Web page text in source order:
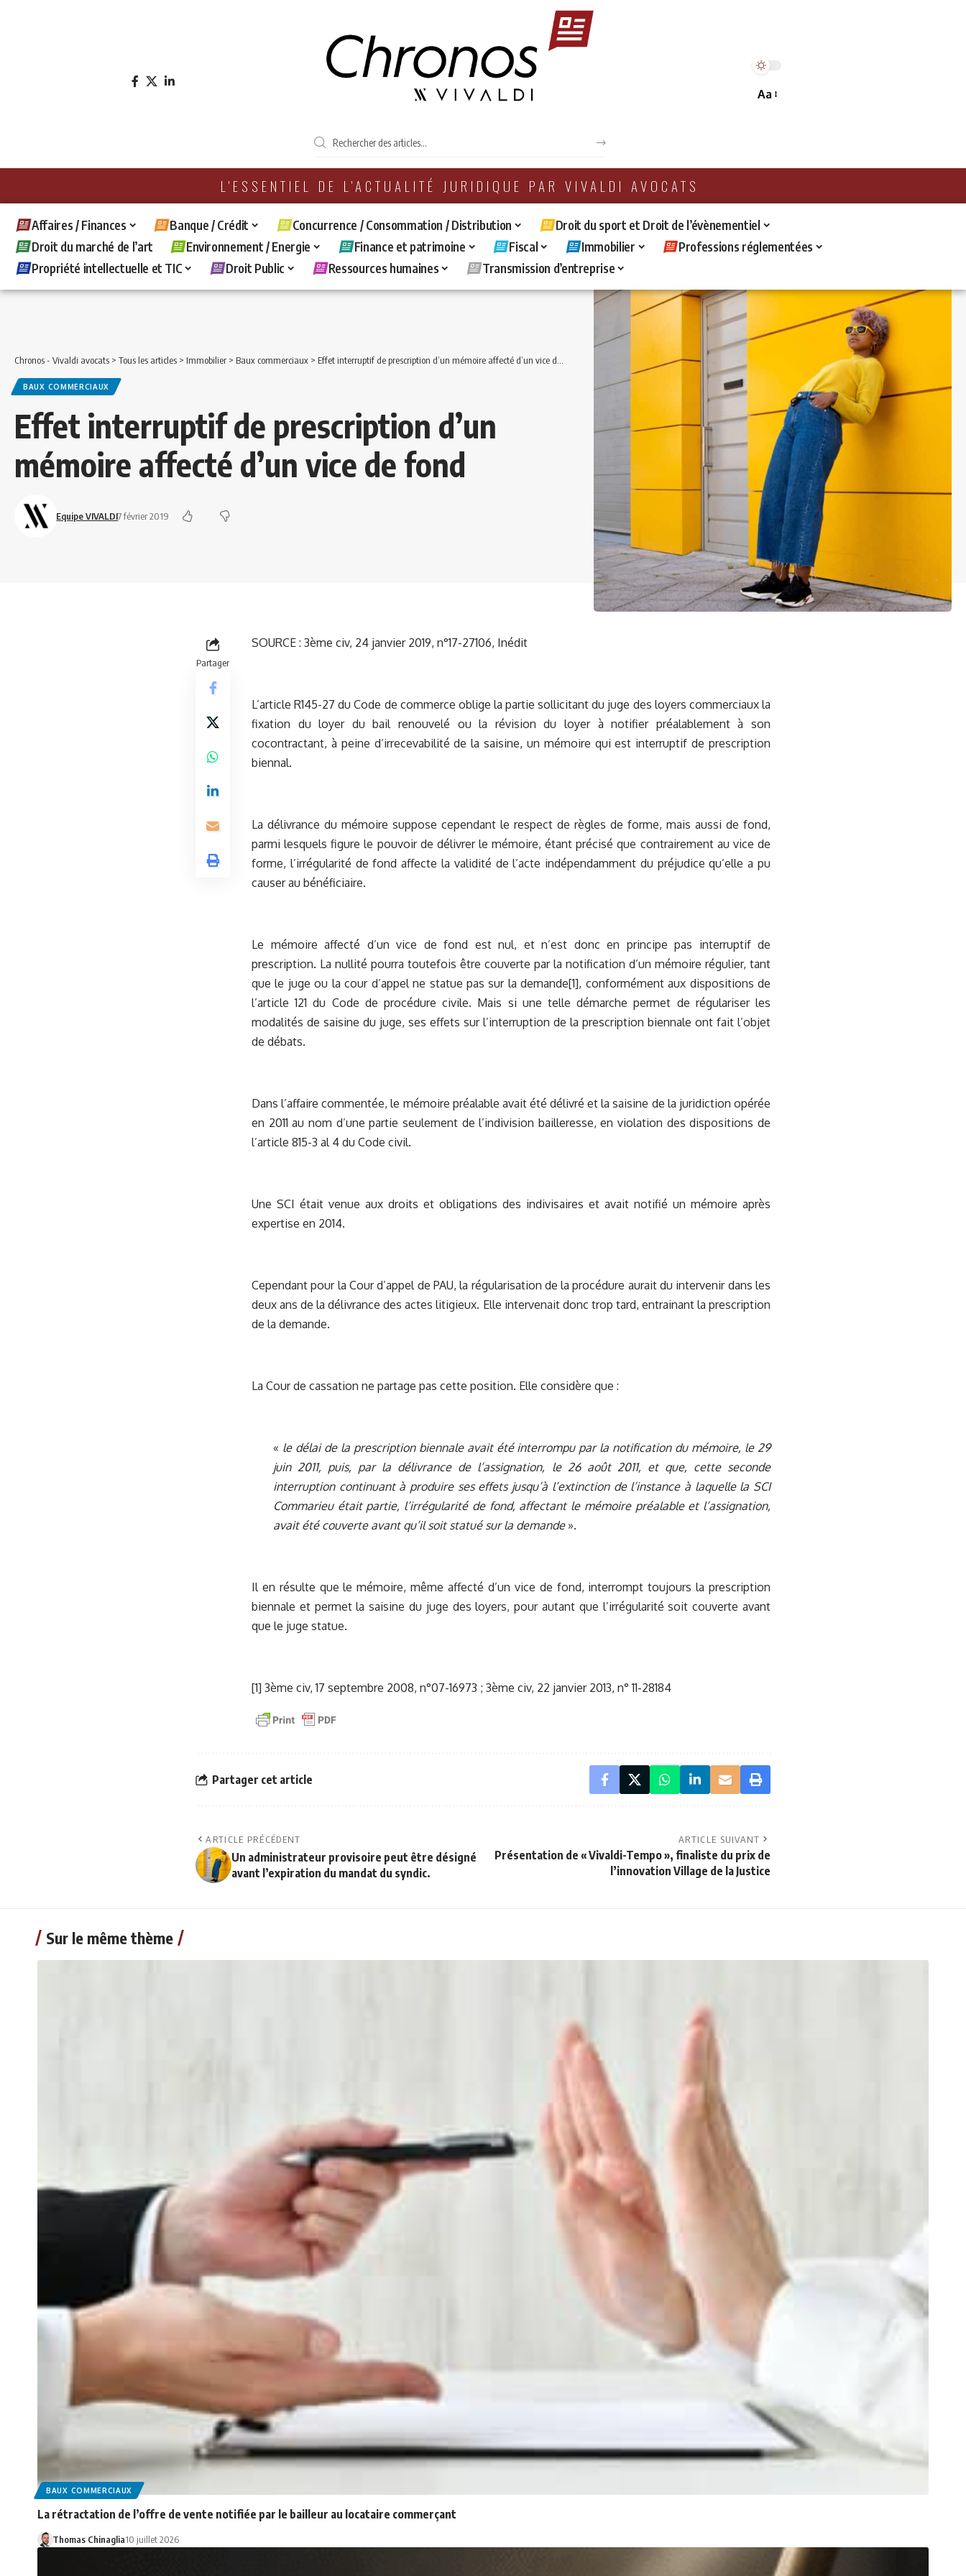
Aa
L'ESSENTIEL DE L'ACTUALITÉ JURIDIQUE PAR VIVALDI AVOCATS
Affaires / Finances Banque / Crédit Concurrence / Consommation / Distribution
Droit du sport et Droit de l’évènementiel
Droit du marché de l’art
Environnement / Energie Finance et patrimoine Fiscal Immobilier
Professions réglementées
Propriété intellectuelle et TIC
Droit Public Ressources humaines Transmission d’entreprise
Chronos - Vivaldi avocats > Tous les articles > Immobilier > Baux commerciaux > Effet interruptif de prescription d’un mémoire affecté d’un vice de fond
BAUX COMMERCIAUX
Effet interruptif de prescription d’un
mémoire affecté d’un vice de fond
Equipe VIVALDI7 février 2019
Partager
SOURCE : 3ème civ, 24 janvier 2019, n°17-27106, Inédit
L’article R145-27 du Code de commerce oblige la partie sollicitant du juge des loyers commerciaux la
fixation du loyer du bail renouvelé ou la révision du loyer à notifier préalablement à son
cocontractant, à peine d’irrecevabilité de la saisine, un mémoire qui est interruptif de prescription
biennal.
La délivrance du mémoire suppose cependant le respect de règles de forme, mais aussi de fond,
parmi lesquels figure le pouvoir de délivrer le mémoire, étant précisé que contrairement au vice de
forme, l’irrégularité de fond affecte la validité de l’acte indépendamment du préjudice qu’elle a pu
causer au bénéficiaire.
Le mémoire affecté d’un vice de fond est nul, et n’est donc en principe pas interruptif de
prescription. La nullité pourra toutefois être couverte par la notification d’un mémoire régulier, tant
que le juge ou la cour d’appel ne statue pas sur la demande[1], conformément aux dispositions de
l’article 121 du Code de procédure civile. Mais si une telle démarche permet de régulariser les
modalités de saisine du juge, ses effets sur l’interruption de la prescription biennale ont fait l’objet
de débats.
Dans l’affaire commentée, le mémoire préalable avait été délivré et la saisine de la juridiction opérée
en 2011 au nom d’une partie seulement de l’indivision bailleresse, en violation des dispositions de
l’article 815-3 al 4 du Code civil.
Une SCI était venue aux droits et obligations des indivisaires et avait notifié un mémoire après
expertise en 2014.
Cependant pour la Cour d’appel de PAU, la régularisation de la procédure aurait du intervenir dans les
deux ans de la délivrance des actes litigieux. Elle intervenait donc trop tard, entrainant la prescription
de la demande.
La Cour de cassation ne partage pas cette position. Elle considère que :
« le délai de la prescription biennale avait été interrompu par la notification du mémoire, le 29
juin 2011, puis, par la délivrance de l’assignation, le 26 août 2011, et que, cette seconde
interruption continuant à produire ses effets jusqu’à l’extinction de l’instance à laquelle la SCI
Commarieu était partie, l’irrégularité de fond, affectant le mémoire préalable et l’assignation,
avait été couverte avant qu’il soit statué sur la demande».
Il en résulte que le mémoire, même affecté d’un vice de fond, interrompt toujours la prescription
biennale et permet la saisine du juge des loyers, pour autant que l’irrégularité soit couverte avant
que le juge statue.
[1] 3ème civ, 17 septembre 2008, n°07-16973 ; 3ème civ, 22 janvier 2013, n° 11-28184
Partager cet article
ARTICLE PRÉCÉDENT
Un administrateur provisoire peut être désigné
avant l’expiration du mandat du syndic.
ARTICLE SUIVANT
Présentation de « Vivaldi-Tempo », finaliste du prix de
l’innovation Village de la Justice
Sur le même thème
BAUX COMMERCIAUX
La rétractation de l’offre de vente notifiée par le bailleur au locataire commerçant
Thomas Chinaglia10 juillet 2026